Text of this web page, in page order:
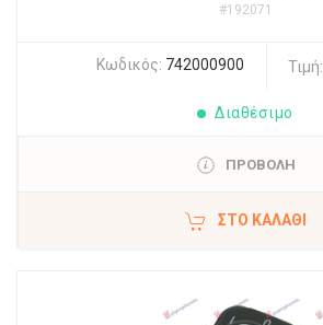
#192071
Κωδικός: 742000900 Τιμή:
Διαθέσιμο
ΠΡΟΒΟΛΗ
ΣΤΟ ΚΑΛΆΘΙ